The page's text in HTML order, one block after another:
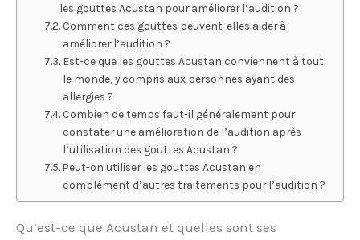
les gouttes Acustan pour améliorer l’audition ?
Comment ces gouttes peuvent-elles aider à
améliorer l’audition ?
Est-ce que les gouttes Acustan conviennent à tout
le monde, y compris aux personnes ayant des
allergies ?
Combien de temps faut-il généralement pour
constater une amélioration de l’audition après
l’utilisation des gouttes Acustan ?
Peut-on utiliser les gouttes Acustan en
complément d’autres traitements pour l’audition ?
Qu’est-ce que Acustan et quelles sont ses